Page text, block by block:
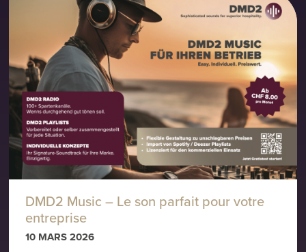
DMD2 Music – Le son parfait pour votre
entreprise
10 MARS 2026